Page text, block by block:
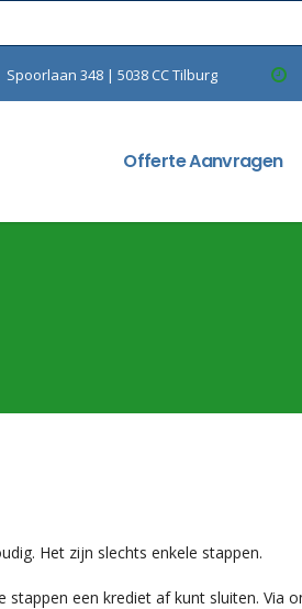
Spoorlaan 348 | 5038 CC Tilburg
Offerte Aanvragen
Het zijn slechts enkele stappen.
stappen een krediet af kunt sluiten.